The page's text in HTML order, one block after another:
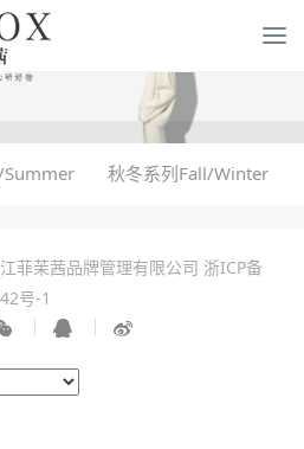
秋冬系列Fall/Winter
菲茉茜品牌管理有限公司 浙ICP备
号-1